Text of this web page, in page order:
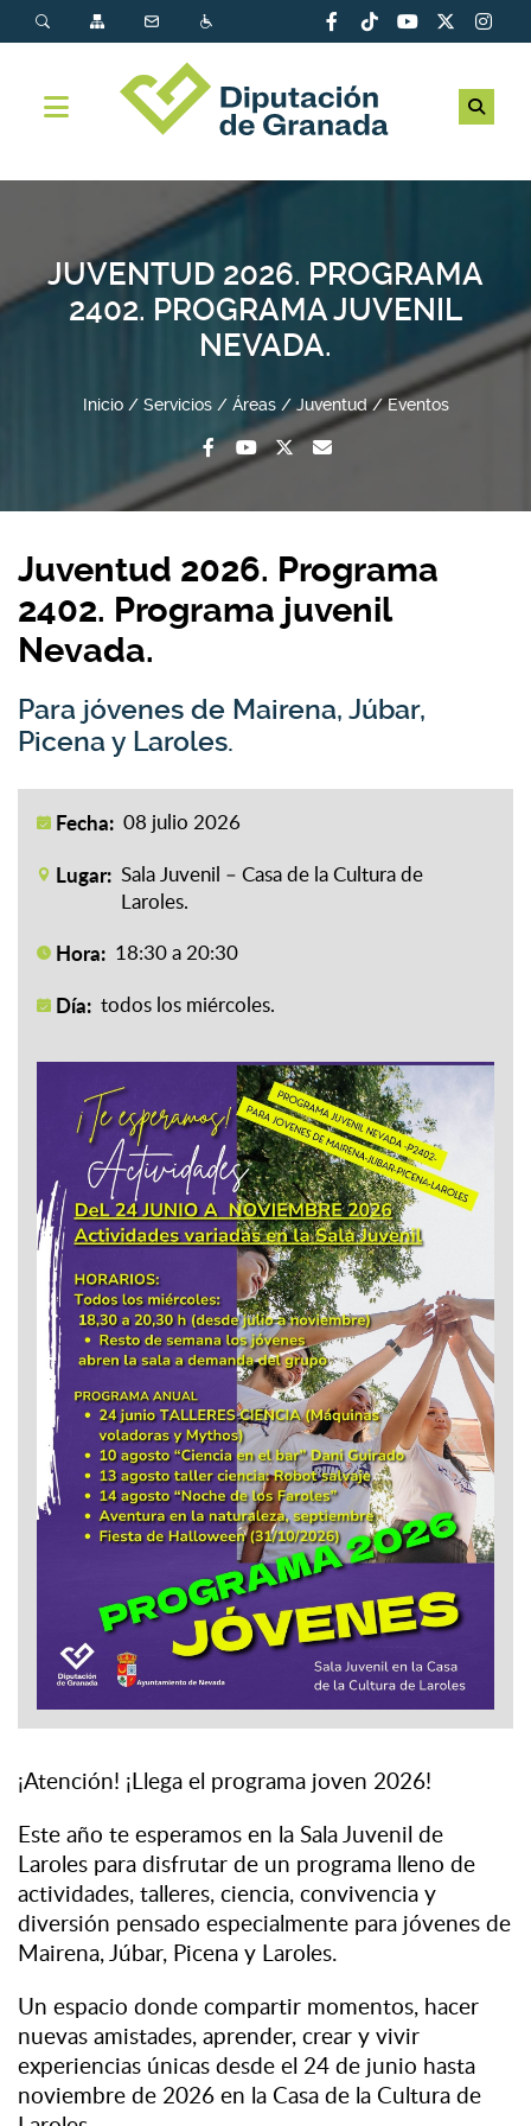
JUVENTUD 2026. PROGRAMA
2402. PROGRAMA JUVENIL
NEVADA.
Inicio Servicios Áreas Juventud Eventos
Juventud 2026. Programa
2402. Programa juvenil
Nevada.
Para jóvenes de Mairena, Júbar,
Picena y Laroles.
Fecha: 08 julio 2026
Lugar: Sala Juvenil – Casa de la Cultura de
Laroles.
Hora: 18:30 a 20:30
Día: todos los miércoles.
¡Atención! ¡Llega el programa joven 2026!
Este año te esperamos en la Sala Juvenil de
Laroles para disfrutar de un programa lleno de
actividades, talleres, ciencia, convivencia y
diversión pensado especialmente para jóvenes de
Mairena, Júbar, Picena y Laroles.
Un espacio donde compartir momentos, hacer
nuevas amistades, aprender, crear y vivir
experiencias únicas desde el 24 de junio hasta
noviembre de 2026 en la Casa de la Cultura de